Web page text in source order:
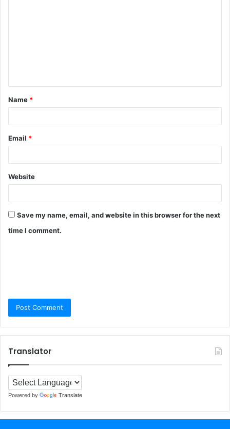
Name *
Email *
Website
Save my name, email, and website in this browser for the next
time I comment.
Translator
Powered by Translate